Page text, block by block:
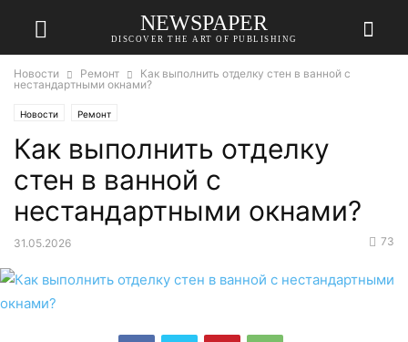
NEWSPAPER
DISCOVER THE ART OF PUBLISHING
Новости Ремонт
Как выполнить отделку стен в ванной с
нестандартными окнами?
Новости Ремонт
Как выполнить отделку
стен в ванной с
нестандартными окнами?
31.05.2026 73